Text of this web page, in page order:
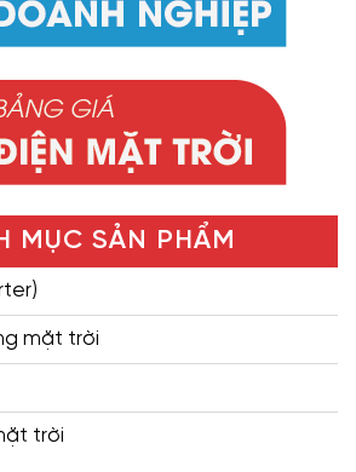
MỤC SẢN PHẨM
mặt trời
trời